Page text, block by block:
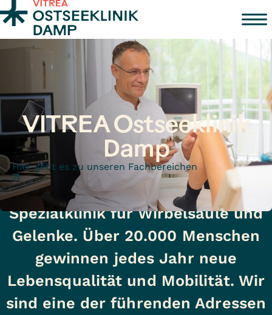
Zum Inhalt springen
VITREA Ostseeklinik
Damp
Hier geht es zu unseren Fachbereichen
Spezialklinik für Wirbelsäule und
Gelenke. Über 20.000 Menschen
gewinnen jedes Jahr neue
Lebensqualität und Mobilität. Wir
sind eine der führenden Adressen